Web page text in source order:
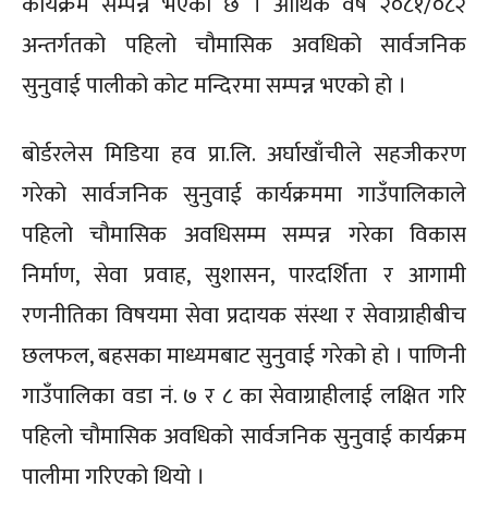
अन्तर्गतको पहिलो चौमासिक अवधिको सार्वजनिक
सुनुवाई पालीको कोट मन्दिरमा सम्पन्न भएको हो ।
बोर्डरलेस मिडिया हव प्रा.लि. अर्घाखाँचीले सहजीकरण
गरेको सार्वजनिक सुनुवाई कार्यक्रममा गाउँपालिकाले
पहिलो चौमासिक अवधिसम्म सम्पन्न गरेका विकास
निर्माण, सेवा प्रवाह, सुशासन, पारदर्शिता र आगामी
रणनीतिका विषयमा सेवा प्रदायक संस्था र सेवाग्राहीबीच
छलफल, बहसका माध्यमबाट सुनुवाई गरेको हो । पाणिनी
गाउँपालिका वडा नं. ७ र ८ का सेवाग्राहीलाई लक्षित गरि
पहिलो चौमासिक अवधिको सार्वजनिक सुनुवाई कार्यक्रम
पालीमा गरिएको थियो ।